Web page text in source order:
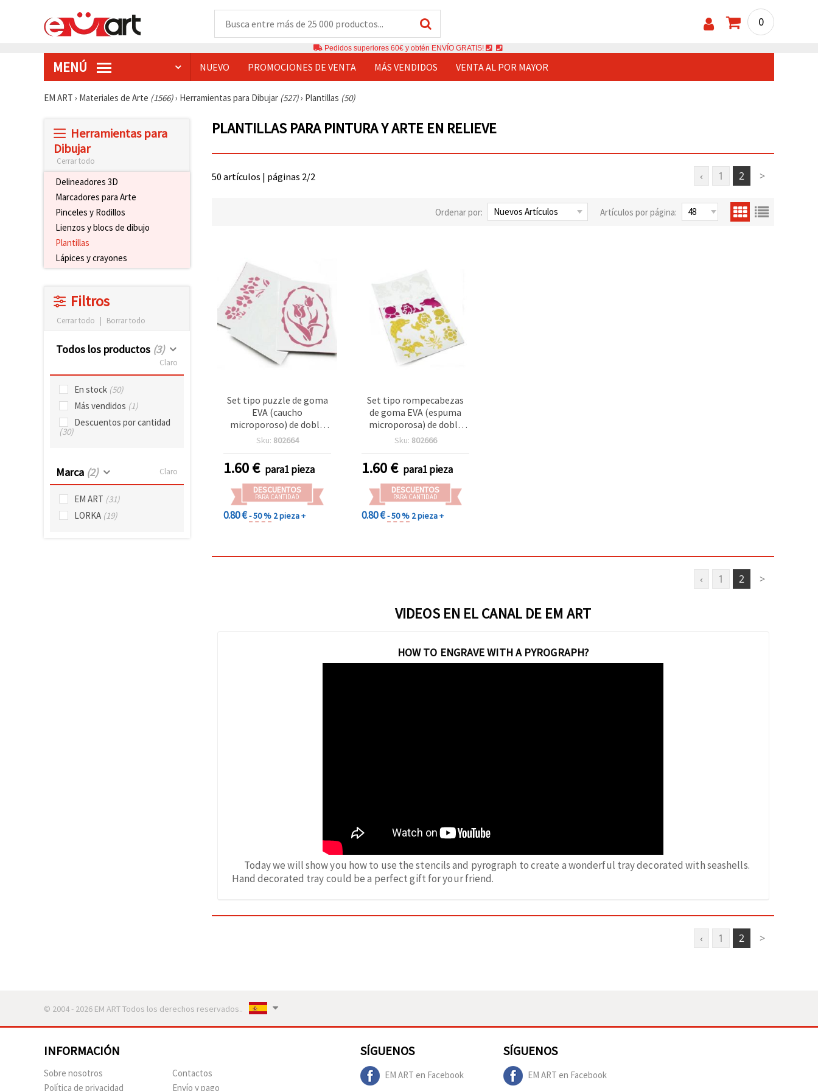
0
Pedidos superiores 60€ y obtén ENVÍO GRATIS!
MENÚ NUEVO PROMOCIONES DE VENTA MÁS VENDIDOS VENTA AL POR MAYOR
EM ART › Materiales de Arte (1566)› Herramientas para Dibujar (527)› Plantillas (50)
Herramientas para
Dibujar
Cerrar todo
Delineadores 3D
Marcadores para Arte
Pinceles y Rodillos
Lienzos y blocs de dibujo
Plantillas
Lápices y crayones
Filtros
Cerrar todo | Borrar todo
Todos los productos (3)
Claro
En stock (50)
Más vendidos (1)
Descuentos por cantidad
(30)
Marca (2) Claro
EM ART (31)
LORKA (19)
PLANTILLAS PARA PINTURA Y ARTE EN RELIEVE
‹ 1 2 >
50 artículos | páginas 2/2
Ordenar por: Artículos por página:
Set tipo puzzle de goma
EVA (caucho
microporoso) de doble
cara con plantilla de
surtido (contenido mixto)
para manualidades
Sku: 802664
1.60€ para1 pieza
DESCUENTOS
PARA CANTIDAD
0.80 €- 50 % 2 pieza +
Set tipo rompecabezas
de goma EVA (espuma
microporosa) de doble
cara con plantillas de
Sku: 802666
1.60€ para1 pieza
DESCUENTOS
PARA CANTIDAD
0.80 €- 50 % 2 pieza +
‹ 1 2 >
VIDEOS EN EL CANAL DE EM ART
HOW TO ENGRAVE WITH A PYROGRAPH?
Today we will show you how to use the stencils and pyrograph to create a wonderful tray decorated with seashells.
Hand decorated tray could be a perfect gift for your friend.
‹ 1 2 >
© 2004 - 2026 EM ART Todos los derechos reservados..
INFORMACIÓN
Sobre nosotros
Política de privacidad
Contactos
Envío y pago
SÍGUENOS
EM ART en Facebook
SÍGUENOS
EM ART en Facebook